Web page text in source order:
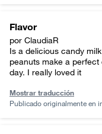
Flavor
por ClaudiaR
Is a delicious candy
peanuts make a
day. I really loved it
Mostrar traducción
Publicado originalmente en